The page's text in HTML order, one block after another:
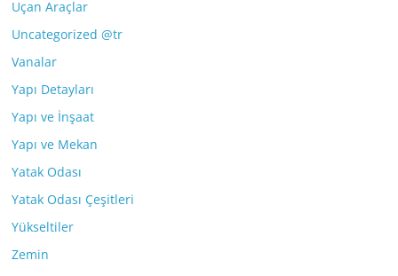
Uçan Araçlar
Uncategorized @tr
Vanalar
Yapı Detayları
Yapı ve İnşaat
Yapı ve Mekan
Yatak Odası
Yatak Odası Çeşitleri
Yükseltiler
Zemin